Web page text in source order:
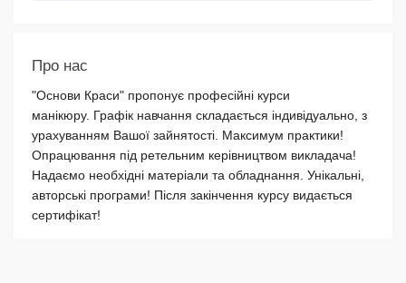
Про нас
"Основи Краси" пропонує професійні курси
манікюру. Графік навчання складається індивідуально, з
урахуванням Вашої зайнятості. Максимум практики!
Опрацювання під ретельним керівництвом викладача!
Надаємо необхідні матеріали та обладнання. Унікальні,
авторські програми! Після закінчення курсу видається
сертифікат!